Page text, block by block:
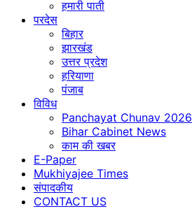
हमारी पाती
परदेस
बिहार
झारखंड
उत्तर प्रदेश
हरियाणा
पंजाब
विविध
Panchayat Chunav 2026
Bihar Cabinet News
काम की खबर
E-Paper
Mukhiyajee Times
संपादकीय
CONTACT US